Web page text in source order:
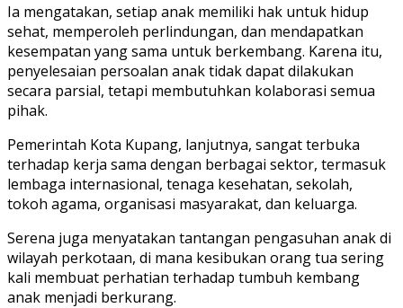
Ia mengatakan, setiap anak memiliki hak untuk hidup
sehat, memperoleh perlindungan, dan mendapatkan
kesempatan yang sama untuk berkembang. Karena itu,
penyelesaian persoalan anak tidak dapat dilakukan
secara parsial, tetapi membutuhkan kolaborasi semua
pihak.
Pemerintah Kota Kupang, lanjutnya, sangat terbuka
terhadap kerja sama dengan berbagai sektor, termasuk
lembaga internasional, tenaga kesehatan, sekolah,
tokoh agama, organisasi masyarakat, dan keluarga.
Serena juga menyatakan tantangan pengasuhan anak di
wilayah perkotaan, di mana kesibukan orang tua sering
kali membuat perhatian terhadap tumbuh kembang
anak menjadi berkurang.